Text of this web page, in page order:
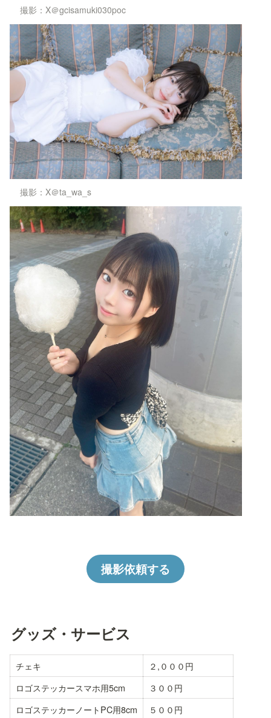
撮影：X＠gcisamuki030poc
撮影：X＠ta_wa_s
撮影依頼する
グッズ・サービス
チェキ
２,０００円
ロゴステッカースマホ用5cm
３００円
ロゴステッカーノートPC用8cm
５００円